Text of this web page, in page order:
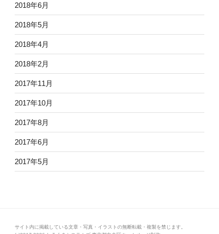
2018年6月
2018年5月
2018年4月
2018年2月
2017年11月
2017年10月
2017年8月
2017年6月
2017年5月
サイト内に掲載している文章・写真・イラストの無断転載・複製を禁じます。